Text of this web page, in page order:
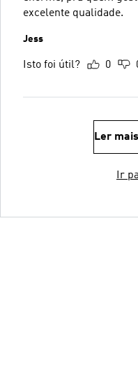
excelente qualidade.
Jess
Isto foi útil? 0
Ler
Ir